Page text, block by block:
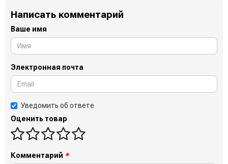
Написать комментарий
Ваше имя
Электронная почта
Уведомить об ответе
Оценить товар
Комментарий *